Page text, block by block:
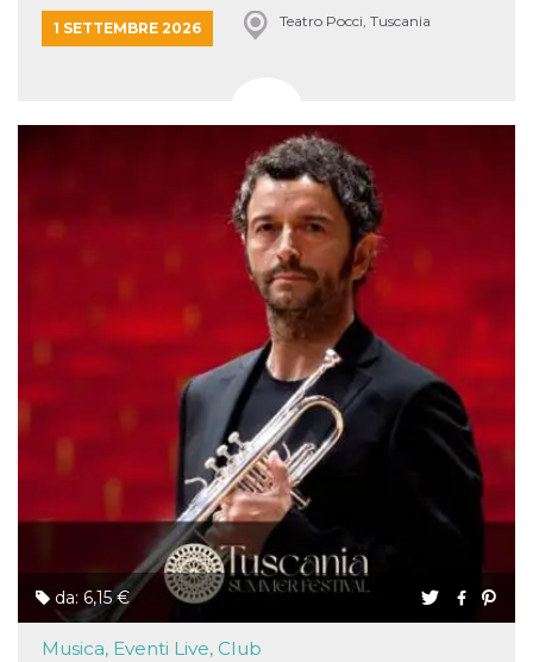
1 SETTEMBRE 2026 Teatro Pocci, Tuscania
da: 6,15 €
Musica, Eventi Live, Club